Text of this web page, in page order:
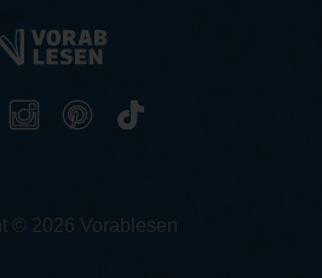
© 2026 Vorablesen